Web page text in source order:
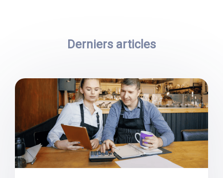
Derniers articles